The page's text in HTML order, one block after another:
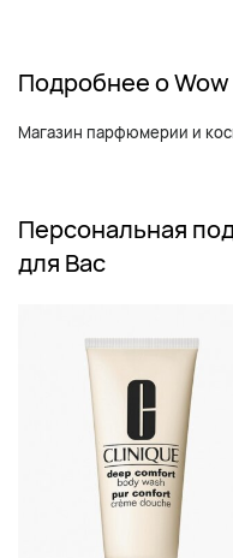
Подробнее о Wow
Магазин парфюмерии и
Персональная
для Вас